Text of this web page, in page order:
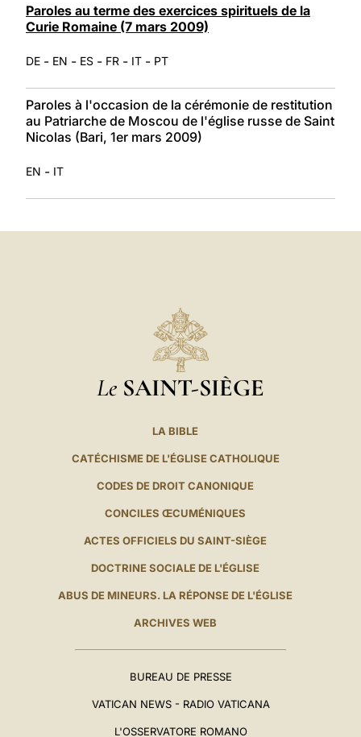
Paroles au terme des exercices spirituels de la
Curie Romaine (7 mars 2009)
DE - EN - ES - FR - IT - PT
Paroles à l'occasion de la cérémonie de restitution
au Patriarche de Moscou de l'église russe de Saint
Nicolas (Bari, 1er mars 2009)
EN - IT
Le SAINT-SIÈGE
LA BIBLE
CATÉCHISME DE L'ÉGLISE CATHOLIQUE
CODES DE DROIT CANONIQUE
CONCILES ŒCUMÉNIQUES
ACTES OFFICIELS DU SAINT-SIÈGE
DOCTRINE SOCIALE DE L'ÉGLISE
ABUS DE MINEURS. LA RÉPONSE DE L'ÉGLISE
ARCHIVES WEB
BUREAU DE PRESSE
VATICAN NEWS - RADIO VATICANA
L'OSSERVATORE ROMANO